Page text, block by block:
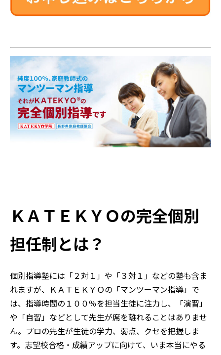
ＫＡＴＥＫＹＯの完全個別
担任制とは？
個別指導塾には「２対１」や「３対１」などの塾も含ま
れますが、ＫＡＴＥＫＹＯの「マンツーマン指導」で
は、指導時間の１００％を担当生徒に注力し、「演習」
や「自習」などとして先生が席を離れることはありませ
ん。プロの先生が生徒の学力、弱点、クセを把握しま
す。志望校合格・成績アップに向けて、いま本当にやる